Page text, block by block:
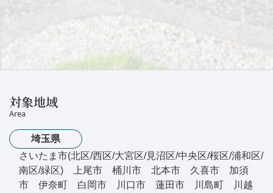
対象地域
Area
埼玉県
さいたま市(北区/西区/大宮区/見沼区/中央区/桜区/浦和区/
南区/緑区) 上尾市 桶川市 北本市 久喜市 加須
市 伊奈町 白岡市 川口市 蓮田市 川島町 川越